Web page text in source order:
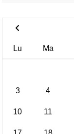
Lu Ma
3 4
10 11